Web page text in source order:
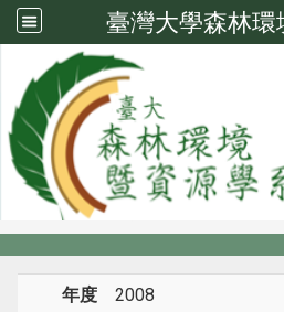
臺灣大學森林環
系所成員
系所成員
年度 2008